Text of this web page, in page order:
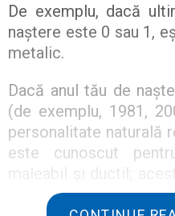
De exemplu, dacă
naștere este 0 sau 1,
metalic.
Dacă anul tău de
(de exemplu, 1981,
personalitate naturală
este cunoscut
în caracterul tău. Cei